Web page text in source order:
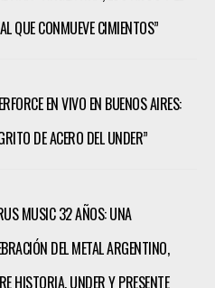
QUE CONMUEVE CIMIENTOS”
EN VIVO EN BUENOS AIRES:
DE ACERO DEL UNDER”
MUSIC 32 AÑOS: UNA
DEL METAL ARGENTINO,
HISTORIA, UNDER Y PRESENTE